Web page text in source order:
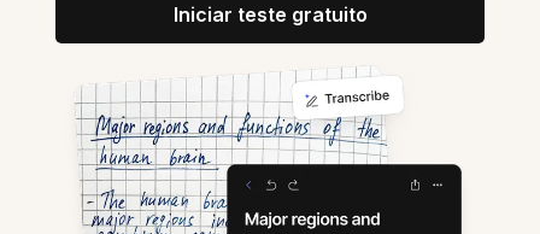
Iniciar teste gratuito